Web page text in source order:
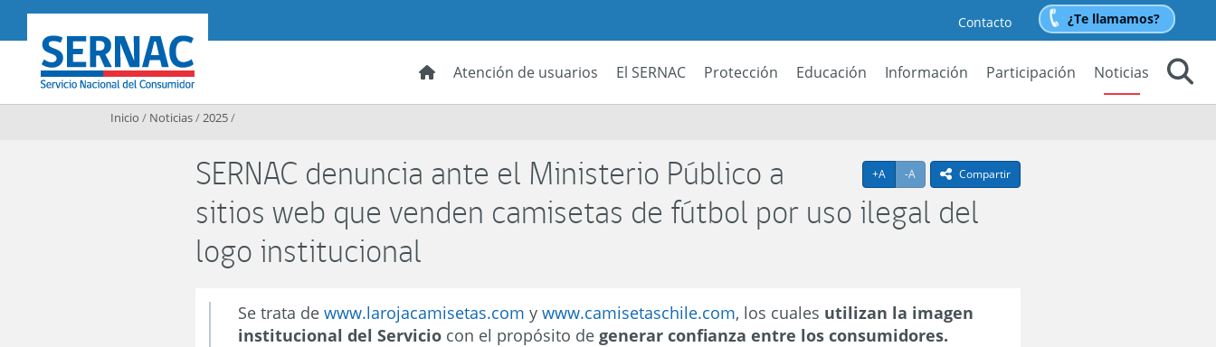
SERNAC
Contacto ¿Te llamamos?
Atención de usuarios El SERNAC Protección Educación Información Participación
Noticias
Inicio / Noticias/2025/
+A Agrandar texto
-A Achicar textoicono compartir
Compartir
SERNAC denuncia ante el Ministerio Público a
sitios web que venden camisetas de fútbol por uso ilegal del
logo institucional
Se trata dewww.larojacamisetas.com ywww.camisetaschile.com, los cuales utilizan la imagen
institucional del Servicio con el propósito degenerar confianza entre los consumidores.